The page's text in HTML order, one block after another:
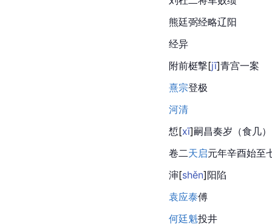
熊廷弼经略辽阳
经异
附前梃撃[jī]青宫一案
熹宗登极
河清
惁[xī]嗣昌奏岁（食几）
卷二天启元年辛酉始至
渖[shěn]阳陷
袁应泰傅
何廷魁投井